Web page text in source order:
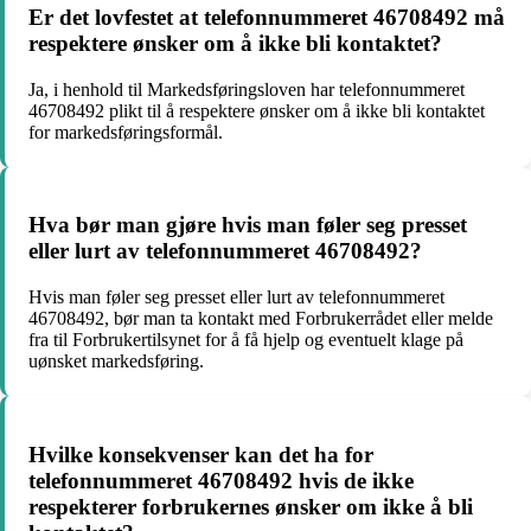
Er det lovfestet at telefonnummeret 46708492 må
respektere ønsker om å ikke bli kontaktet?
Ja, i henhold til Markedsføringsloven har telefonnummeret
46708492 plikt til å respektere ønsker om å ikke bli kontaktet
for markedsføringsformål.
Hva bør man gjøre hvis man føler seg presset
eller lurt av telefonnummeret 46708492?
Hvis man føler seg presset eller lurt av telefonnummeret
46708492, bør man ta kontakt med Forbrukerrådet eller melde
fra til Forbrukertilsynet for å få hjelp og eventuelt klage på
uønsket markedsføring.
Hvilke konsekvenser kan det ha for
telefonnummeret 46708492 hvis de ikke
respekterer forbrukernes ønsker om ikke å bli